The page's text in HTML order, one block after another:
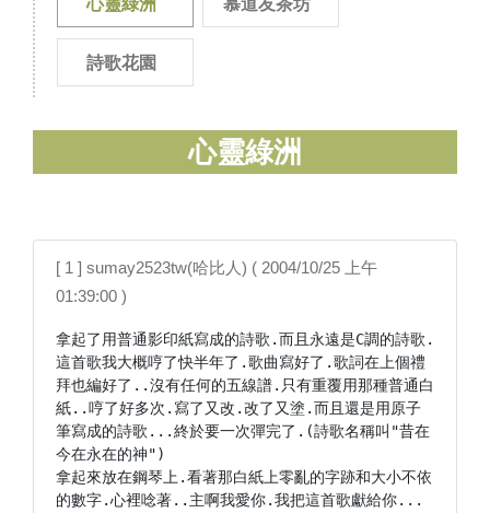
心靈綠洲 慕道友茶坊
詩歌花園
心靈綠洲
[ 1 ] sumay2523tw(哈比人) ( 2004/10/25 上午
01:39:00 )
拿起了用普通影印紙寫成的詩歌.而且永遠是C調的詩歌.
這首歌我大概哼了快半年了.歌曲寫好了.歌詞在上個禮
拜也編好了..沒有任何的五線譜.只有重覆用那種普通白
紙..哼了好多次.寫了又改.改了又塗.而且還是用原子
筆寫成的詩歌...終於要一次彈完了.(詩歌名稱叫"昔在
今在永在的神")
拿起來放在鋼琴上.看著那白紙上零亂的字跡和大小不依
的數字.心裡唸著..主啊我愛你.我把這首歌獻給你...